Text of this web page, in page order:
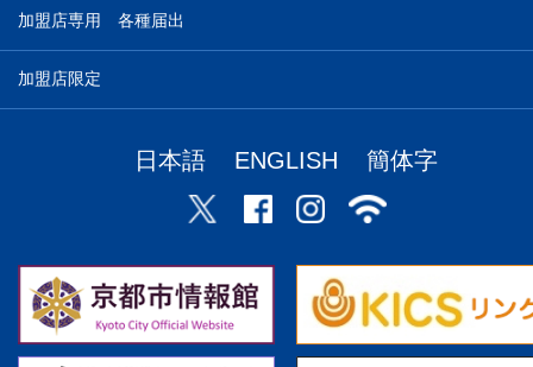
加盟店専用 各種届出
加盟店限定
日本語 ENGLISH 簡体字